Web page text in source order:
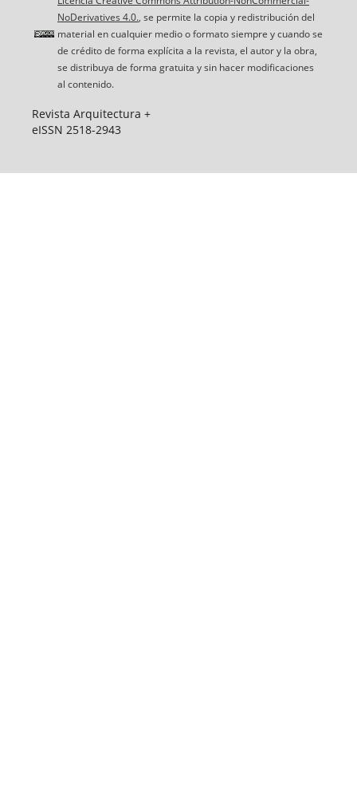
NoDerivatives 4.0., se permite la copia y redistribución del
material en cualquier medio o formato siempre y cuando se
de crédito de forma explícita a la revista, el autor y la obra,
se distribuya de forma gratuita y sin hacer modificaciones
al contenido.
Revista Arquitectura +
eISSN 2518-2943